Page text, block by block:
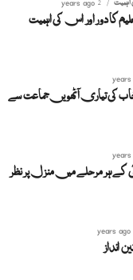
2 years ago
کا دور اور اس کی اہمیت
کی تیاری آٹھویں جماعت سے
کے ہر مرحلے میں منزل پر نظر
انداز